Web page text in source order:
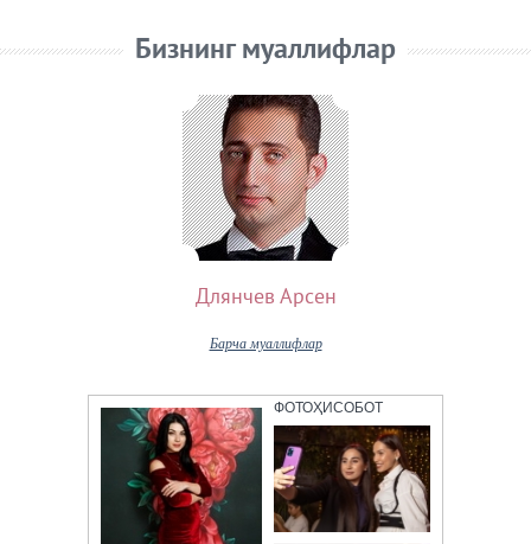
Бизнинг муаллифлар
Длянчев Арсен
Барча муаллифлар
ФОТОҲИСОБОТ